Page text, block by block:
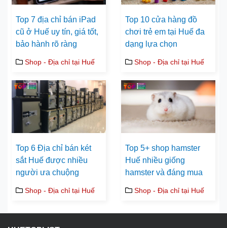
Top 7 địa chỉ bán iPad
cũ ở Huế uy tín, giá tốt,
bảo hành rõ ràng
Shop - Địa chỉ tại Huế
Top 10 cửa hàng đồ
chơi trẻ em tại Huế đa
dạng lựa chọn
Shop - Địa chỉ tại Huế
Top 6 Địa chỉ bán két
sắt Huế được nhiều
người ưa chuộng
Shop - Địa chỉ tại Huế
Top 5+ shop hamster
Huế nhiều giống
hamster và đáng mua
Shop - Địa chỉ tại Huế